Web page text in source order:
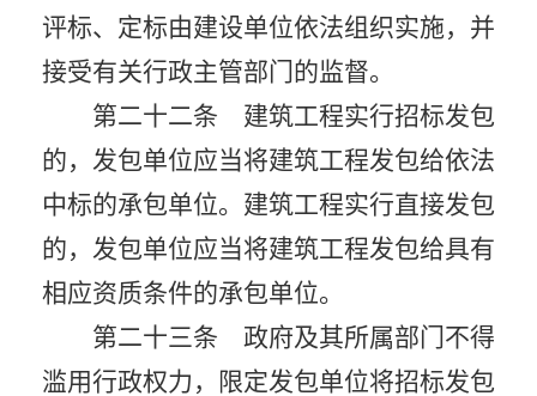
评标、定标由建设单位依法组织实施，并
接受有关行政主管部门的监督。
第二十二条 建筑工程实行招标发包
的，发包单位应当将建筑工程发包给依法
中标的承包单位。建筑工程实行直接发包
的，发包单位应当将建筑工程发包给具有
相应资质条件的承包单位。
第二十三条 政府及其所属部门不得
滥用行政权力，限定发包单位将招标发包